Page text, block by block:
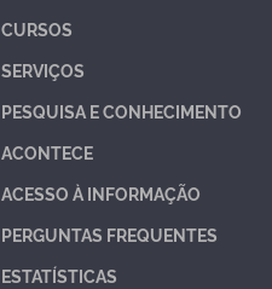
CURSOS
SERVIÇOS
PESQUISA E CONHECIMENTO
ACONTECE
ACESSO À INFORMAÇÃO
PERGUNTAS FREQUENTES
ESTATÍSTICAS